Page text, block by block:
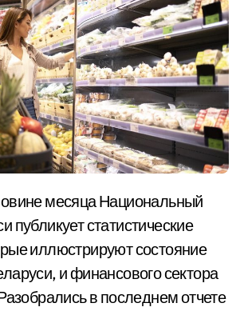
публикует статистические
иллюстрируют состояние
и финансового сектора
в последнем отчете